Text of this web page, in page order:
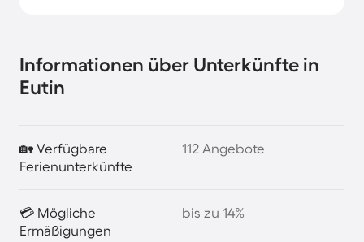
Informationen über Unterkünfte in
Eutin
🏡 Verfügbare
Ferienunterkünfte
112 Angebote
💳 Mögliche
Ermäßigungen
bis zu 14%